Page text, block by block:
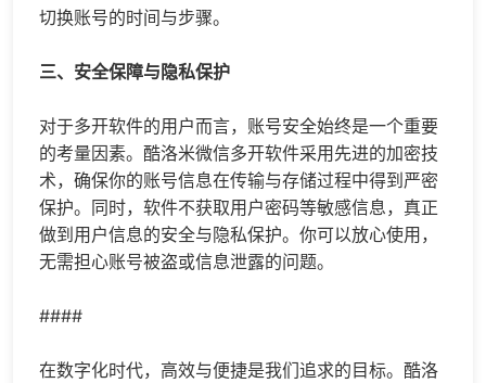
切换账号的时间与步骤。
三、安全保障与隐私保护
对于多开软件的用户而言，账号安全始终是一个重要
的考量因素。酷洛米微信多开软件采用先进的加密技
术，确保你的账号信息在传输与存储过程中得到严密
保护。同时，软件不获取用户密码等敏感信息，真正
做到用户信息的安全与隐私保护。你可以放心使用，
无需担心账号被盗或信息泄露的问题。
####
在数字化时代，高效与便捷是我们追求的目标。酷洛